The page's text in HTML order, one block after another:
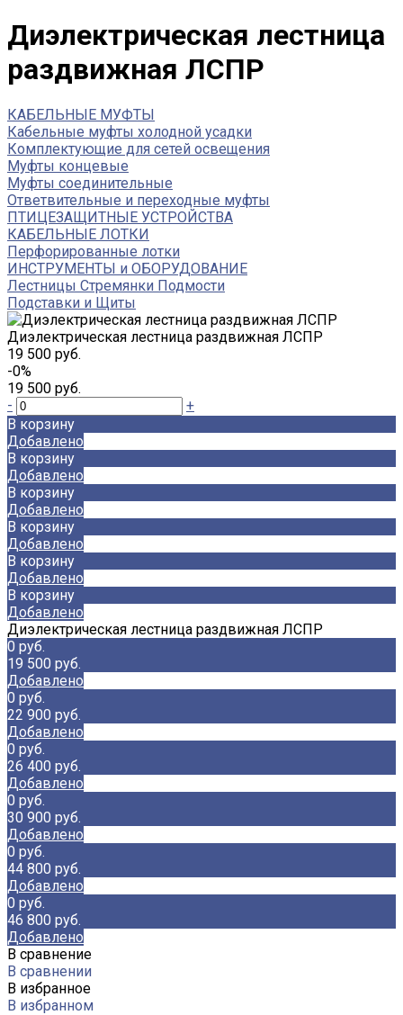
Диэлектрическая лестница
раздвижная ЛСПР
КАБЕЛЬНЫЕ МУФТЫ
Кабельные муфты холодной усадки
Комплектующие для сетей освещения
Муфты концевые
Муфты соединительные
Ответвительные и переходные муфты
ПТИЦЕЗАЩИТНЫЕ УСТРОЙСТВА
КАБЕЛЬНЫЕ ЛОТКИ
Перфорированные лотки
ИНСТРУМЕНТЫ и ОБОРУДОВАНИЕ
Лестницы Стремянки Подмости
Подставки и Щиты
Диэлектрическая лестница раздвижная ЛСПР
19 500 руб.
-0%
19 500 руб.
-
+
В корзину
Добавлено
В корзину
Добавлено
В корзину
Добавлено
В корзину
Добавлено
В корзину
Добавлено
В корзину
Добавлено
Диэлектрическая лестница раздвижная ЛСПР
0 руб.
19 500 руб.
Добавлено
0 руб.
22 900 руб.
Добавлено
0 руб.
26 400 руб.
Добавлено
0 руб.
30 900 руб.
Добавлено
0 руб.
44 800 руб.
Добавлено
0 руб.
46 800 руб.
Добавлено
В сравнение
В сравнении
В избранное
В избранном